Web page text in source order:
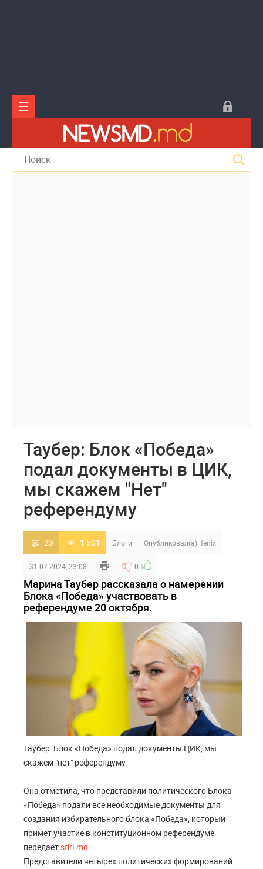
Таубер: Блок «Победа»
подал документы в ЦИК,
мы скажем "Нет"
референдуму
23 1 501 Блоги Опубликовал(а): fenix
31-07-2024, 23:08 0
Марина Таубер рассказала о намерении
Блока «Победа» участвовать в
референдуме 20 октября.
Таубер: Блок «Победа» подал документы ЦИК, мы
скажем "нет" референдуму.
Она отметила, что представили политического Блока
«Победа» подали все необходимые документы для
создания избирательного блока «Победа», который
примет участие в конституционном референдуме,
передаетstiri.md
Представители четырех политических формирований